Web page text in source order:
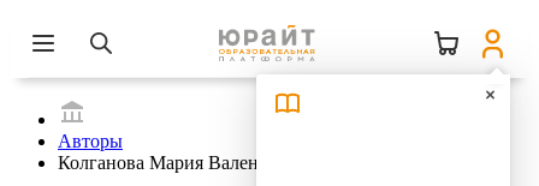
Авторы
Колганова Мария Валентиновна